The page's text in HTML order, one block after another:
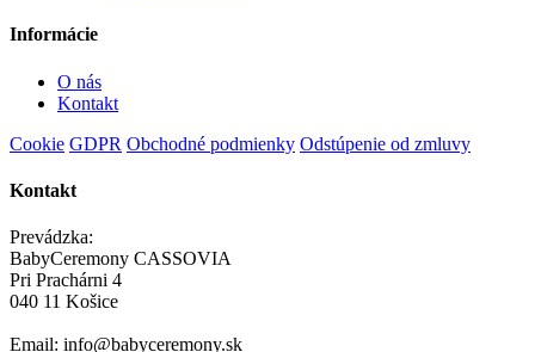
Informácie
O nás
Kontakt
Cookie GDPR Obchodné podmienky Odstúpenie od zmluvy
Kontakt
Prevádzka:
BabyCeremony CASSOVIA
Pri Prachárni 4
040 11 Košice
Email: info@babyceremony.sk